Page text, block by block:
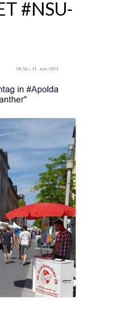
#NSU-